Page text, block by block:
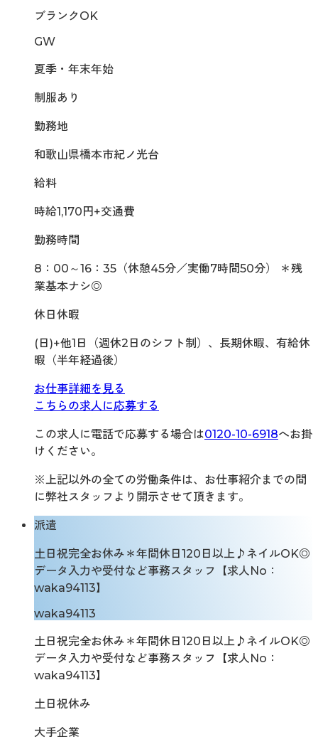
ブランクOK
GW
夏季・年末年始
制服あり
勤務地
和歌山県橋本市紀ノ光台
給料
時給1,170円+交通費
勤務時間
8：00～16：35（休憩45分／実働7時間50分） ＊残
業基本ナシ◎
休日休暇
(日)+他1日（週休2日のシフト制）、長期休暇、有給休
暇（半年経過後）
お仕事詳細を見る
こちらの求人に応募する
この求人に電話で応募する場合は0120-10-6918へお掛
けください。
※上記以外の全ての労働条件は、お仕事紹介までの間
に弊社スタッフより開示させて頂きます。
派遣
土日祝完全お休み＊年間休日120日以上♪ネイルOK◎
データ入力や受付など事務スタッフ【求人No：
waka94113】
waka94113
土日祝完全お休み＊年間休日120日以上♪ネイルOK◎
データ入力や受付など事務スタッフ【求人No：
waka94113】
土日祝休み
大手企業